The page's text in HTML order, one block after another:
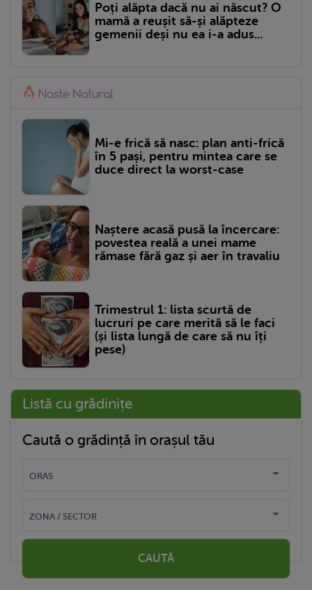
Poți alăpta dacă nu ai născut? O
mamă a reușit să-și alăpteze
gemenii deși nu ea i-a adus...
Mi-e frică să nasc: plan anti-frică
în 5 pași, pentru mintea care se
duce direct la worst-case
Naștere acasă pusă la încercare:
povestea reală a unei mame
rămase fără gaz și aer în travaliu
Trimestrul 1: lista scurtă de
lucruri pe care merită să le faci
(și lista lungă de care să nu îți
pese)
Listă cu grădinițe
Caută o grădință în orașul tău
CAUTĂ